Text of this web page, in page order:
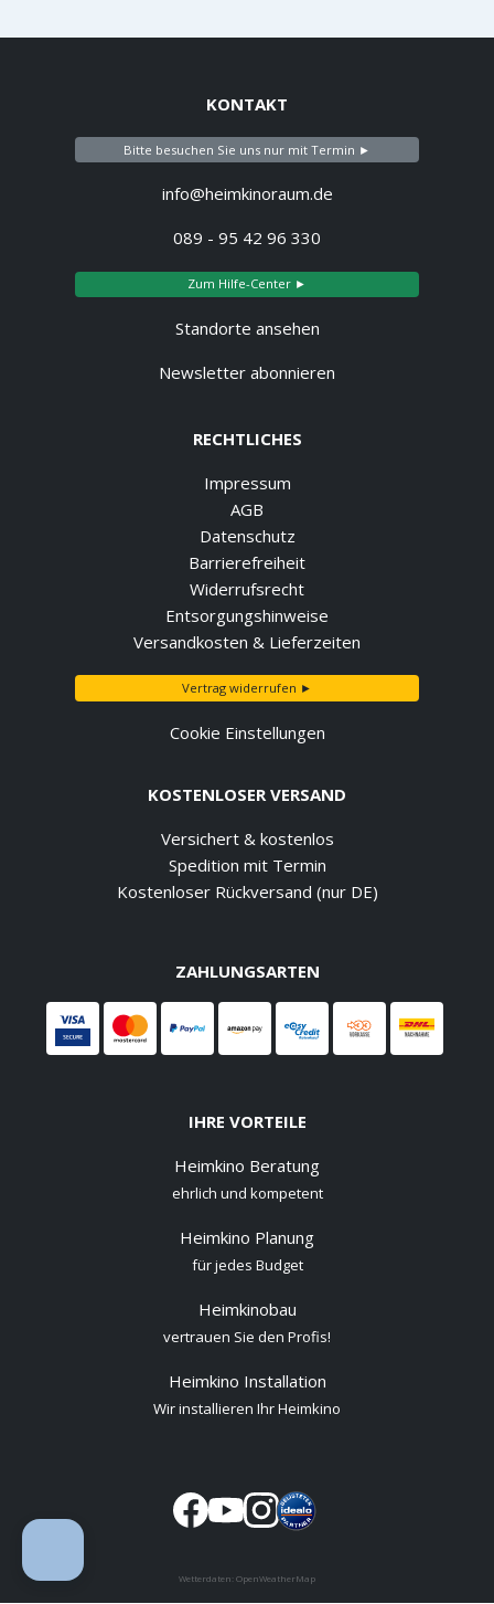
KONTAKT
Bitte besuchen Sie uns nur mit Termin ►
info@heimkinoraum.de
089 - 95 42 96 330
Zum Hilfe-Center ►
Standorte ansehen
Newsletter abonnieren
RECHTLICHES
Impressum
AGB
Datenschutz
Barrierefreiheit
Widerrufsrecht
Entsorgungshinweise
Versandkosten & Lieferzeiten
Vertrag widerrufen ►
Cookie Einstellungen
KOSTENLOSER VERSAND
Versichert & kostenlos
Spedition mit Termin
Kostenloser Rückversand (nur DE)
ZAHLUNGSARTEN
IHRE VORTEILE
Heimkino Beratung
ehrlich und kompetent
Heimkino Planung
für jedes Budget
Heimkinobau
vertrauen Sie den Profis!
Heimkino Installation
Wir installieren Ihr Heimkino
Wetterdaten: OpenWeatherMap